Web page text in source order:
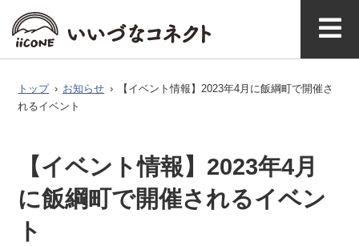
アクセ
いいづなコネクト
とは
飯綱町につい
て
お問い合わ
ト
ジ
ン
トップ › お知らせ ›
【イベント情報】2023年4月に飯綱町で開催さ
れるイベント
【イベント情報】2023年4月
に飯綱町で開催されるイベン
ト